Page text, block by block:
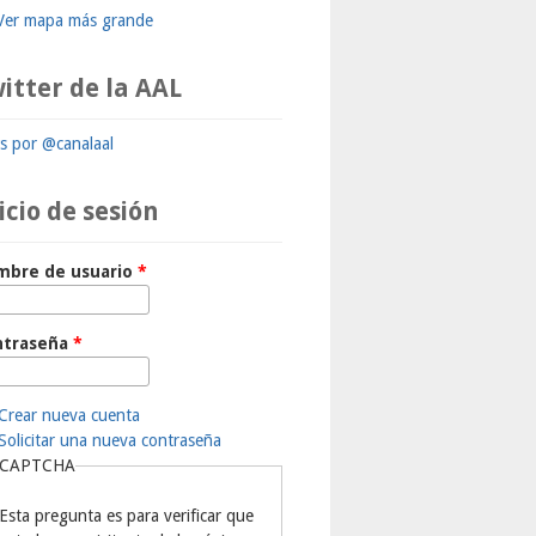
mapa más grande
de la AAL
por @canalaal
de sesión
de usuario *
*
nueva cuenta
una nueva contraseña
Esta pregunta es para verificar que